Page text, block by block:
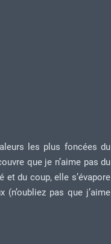
les plus foncées du
que je n’aime pas du
et du coup, elle s’évapore
pas que j’aime